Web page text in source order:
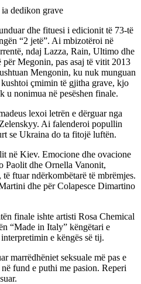
dedikon grave
dhe fituesi i edicionit të 73-të
“2 jetë”. Ai mbizotëroi në
ndaj Lazza, Rain, Ultimo dhe
Megonin, pas asaj të vitit 2013
Mengonin, ku nuk munguan
çmimin të gjitha grave, kjo
u nonimua në pesëshen finale.
lexoi letrën e dërguar nga
Ai falenderoi popullin
se Ukraina do ta fitojë luftën.
në Kiev. Emocione dhe ovacione
Paolit dhe Ornella Vanonit,
ftuar ndërkombëtarë të mbrëmjes.
dhe për Colapesce Dimartino
finale ishte artisti Rosa Chemical
“Made in Italy” këngëtari e
e këngës së tij.
marrëdhëniet seksuale më pas e
fund e puthi me pasion. Reperi